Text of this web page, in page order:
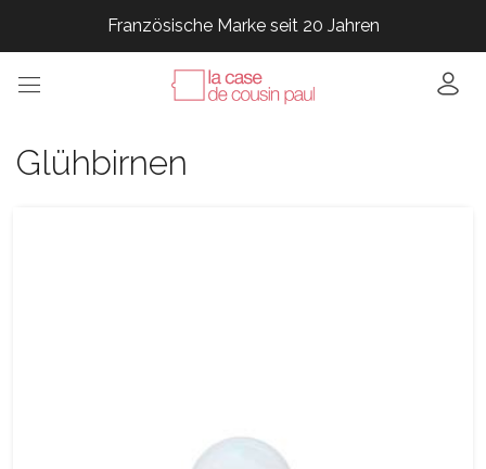
Französische Marke seit 20 Jahren
Französische Marke seit 20 Jahren
Französische Marke seit 20 Jahren
Glühbirnen